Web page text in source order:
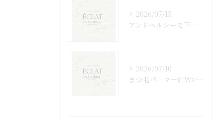
2026/07/15
アンドヘルシーで下がりまつ毛や瞼のたるみを上品に解消する大人女性必見の持続力ケア術
2026/07/10
まつ毛パーマ＋眉Waxで左右差や下がり眉毛も自然な似合わせ眉毛へ導くナチュラル美人ガイド